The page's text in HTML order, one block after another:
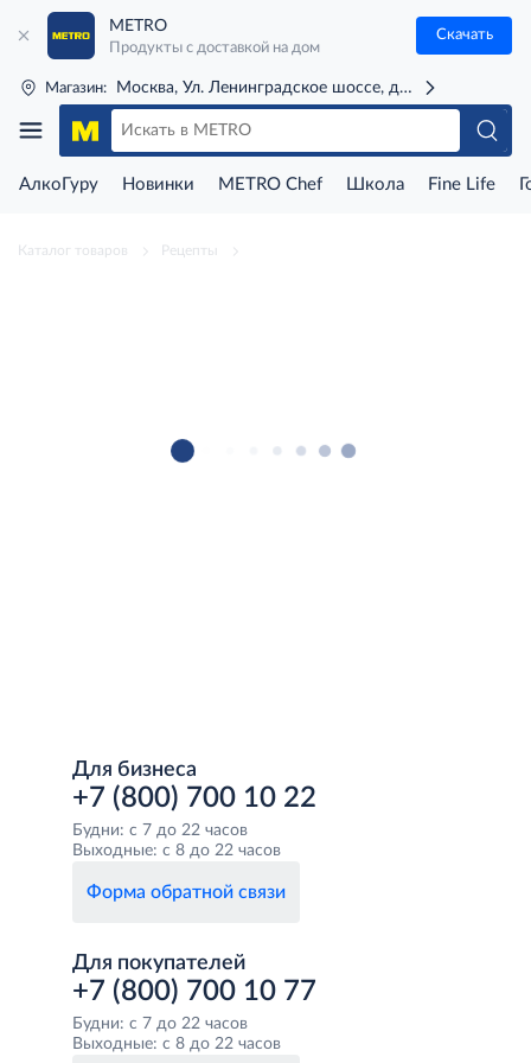
METRO
Продукты с доставкой на дом
Скачать
Магазин: Москва, Ул. Ленинградское шоссе, д. 71Г (м. Речной
АлкоГуру Новинки METRO Chef Школа Fine Life
Каталог товаров Рецепты
Для бизнеса
+7 (800) 700 10 22
Будни: с 7 до 22 часов
Выходные: с 8 до 22 часов
Форма обратной связи
Для покупателей
+7 (800) 700 10 77
Будни: с 7 до 22 часов
Выходные: с 8 до 22 часов